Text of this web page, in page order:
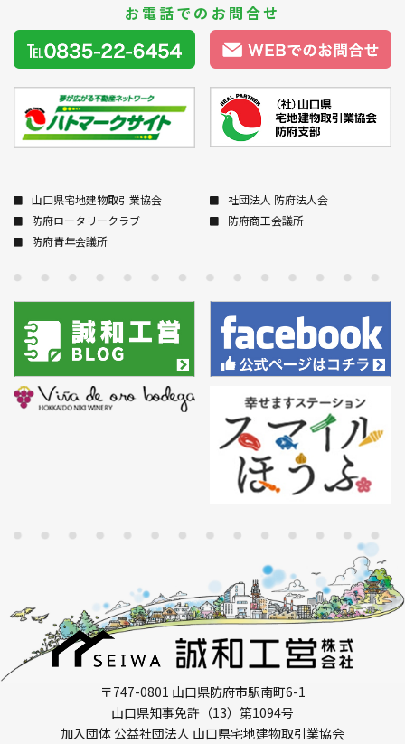
お電話でのお問合せ
山口県宅地建物取引業協会
社団法人 防府法人会
防府ロータリークラブ
防府商工会議所
防府青年会議所
〒747-0801 山口県防府市駅南町6-1
山口県知事免許（13）第1094号
加入団体 公益社団法人 山口県宅地建物取引業協会